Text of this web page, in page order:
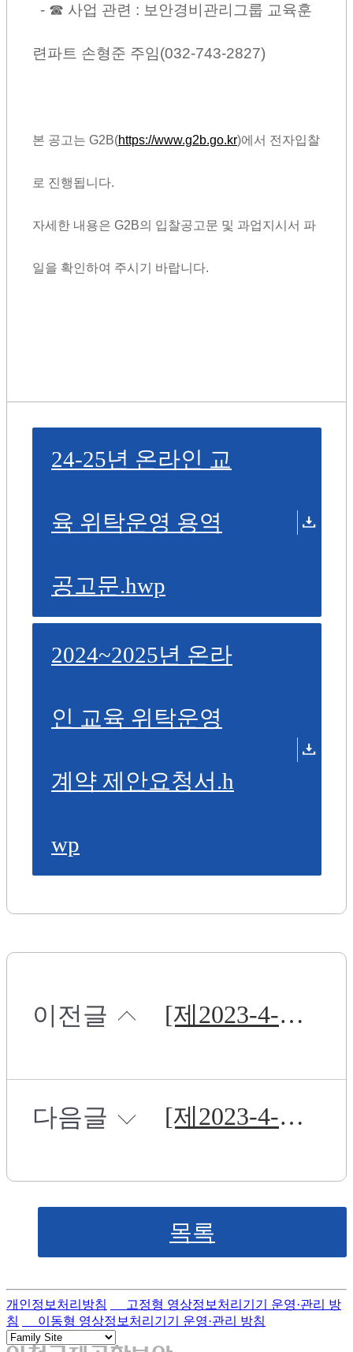
- ☎ 사업 관련 : 보안경비관리 그룹 교육훈
련파트 손형준 주임(032-743-2827)
본 공고는 G2B(https://www.g2b.go.kr)에서 전자입찰
로 진행됩니다.
자세한 내용은 G2B의 입찰공고문 및 과업지시서 파
일을 확인하여 주시기 바랍니다.
24-25년 온라인 교
육 위탁운영 용역
공고문.hwp
2024~2025년 온라
인 교육 위탁운영
계약 제안요청서.h
wp
이전글 [제2023-4-18호] 2024~2026년 임직원 건강검진 위탁 운영 용역 입찰 공고
다음글 [제2023-4-16호] 2023년 귀속 연말정산 위탁 운영 용역 입찰 공고
목록
개인정보처리방침
고정형 영상정보처리기기 운영·관리 방
침
이동형 영상정보처리기기 운영·관리 방침